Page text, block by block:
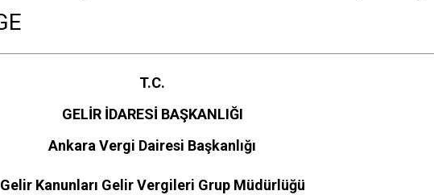
T.C.
GELİR İDARESİ BAŞKANLIĞI
Ankara Vergi Dairesi Başkanlığı
Gelir Kanunları Gelir Vergileri Grup Müdürlüğü